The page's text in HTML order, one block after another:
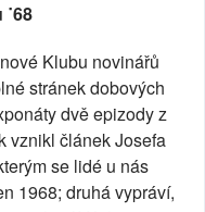
Klubu novinářů
stránek dobových
dvě epizody z
vznikl článek Josefa
se lidé u nás
1968; druhá vypráví,